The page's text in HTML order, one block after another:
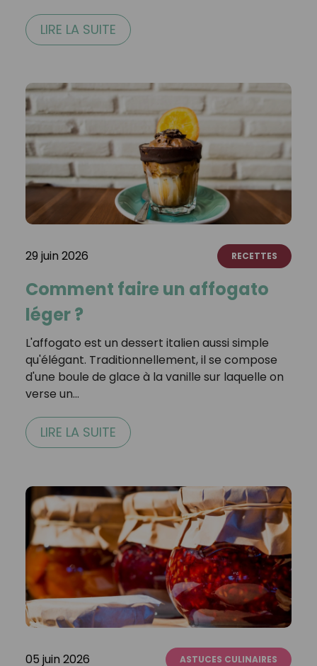
LIRE LA SUITE
29 juin 2026 RECETTES
Comment faire un affogato
léger ?
L'affogato est un dessert italien aussi simple
qu'élégant. Traditionnellement, il se compose
d'une boule de glace à la vanille sur laquelle on
verse un…
LIRE LA SUITE
05 juin 2026 ASTUCES CULINAIRES